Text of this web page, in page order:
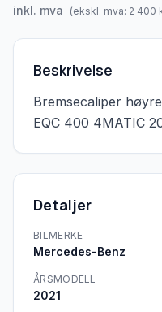
inkl. mva (ekskl. mva: 2 400
Beskrivelse
Bremsecaliper
EQC 400 4MATIC
Detaljer
BILMERKE
Mercedes-Benz
ÅRSMODELL
2021